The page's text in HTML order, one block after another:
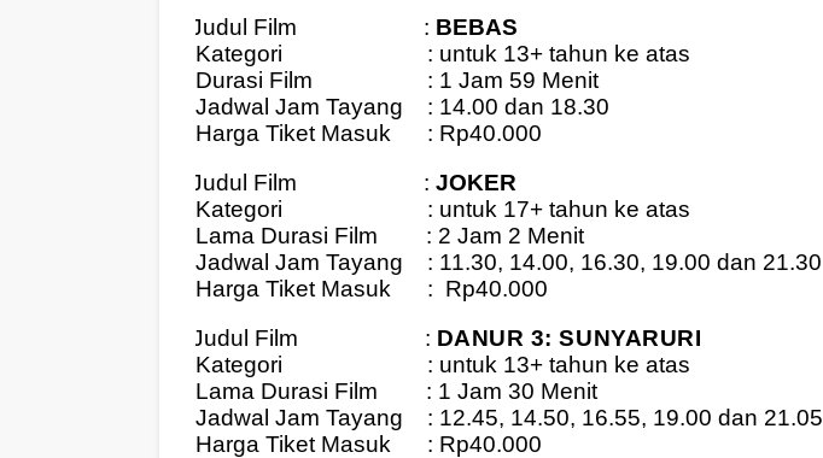
Judul Film : BEBAS
Kategori
: untuk 13+ tahun ke atas
Durasi Film
: 1 Jam 59 Menit
Jadwal Jam Tayang
: 14.00 dan 18.30
Harga Tiket Masuk
: Rp40.000
Judul Film : JOKER
Kategori
: untuk 17+ tahun ke atas
Lama Durasi Film
: 2 Jam 2 Menit
Jadwal Jam Tayang
: 11.30, 14.00, 16.30, 19.00 dan 21.30
Harga Tiket Masuk
: Rp40.000
Judul Film : DANUR 3: SUNYARURI
Kategori
: untuk 13+ tahun ke atas
Lama Durasi Film
: 1 Jam 30 Menit
Jadwal Jam Tayang
: 12.45, 14.50, 16.55, 19.00 dan 21.05
Harga Tiket Masuk
: Rp40.000